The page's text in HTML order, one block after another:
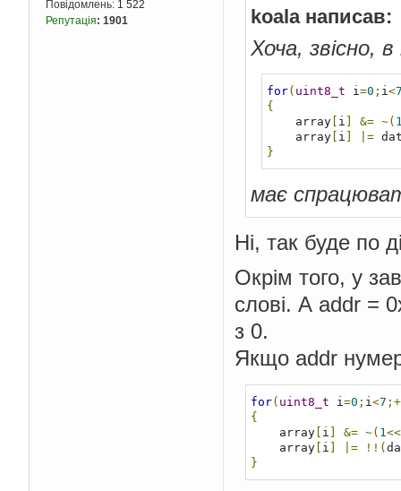
Повідомлень: 1 522
Репутація: 1901 koala написав:
Хоча, звісно,
for( uint8_t i =0 ; i <
{
    array
[ i &= ~(
    array
[ i |=
}
має
Ні, так буде по
Окрім того, у
слові. А addr =
з 0.
Якщо addr
for( uint8_t i =0 ; i <7
{
    array
[ i ] &= ~( 1 <<
    array
[ i ] |= !!(
}